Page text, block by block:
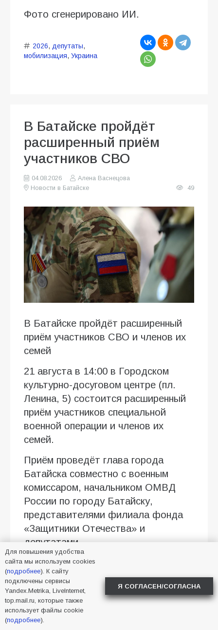
Фото сгенерировано ИИ.
2026, депутаты,
мобилизация, Украина
В Батайске пройдёт
расширенный приём
участников СВО
04.08.2026
Алена Васнецова
Новости в Батайске
49
В Батайске пройдёт расширенный
приём участников СВО и членов их
семей
21 августа в 14:00 в Городском
культурно-досуговом центре (пл.
Ленина, 5) состоится расширенный
приём участников специальной
военной операции и членов их
семей.
Приём проведёт глава города
Батайска совместно с военным
комиссаром, начальником ОМВД
России по городу Батайску,
представителями филиала фонда
«Защитники Отечества» и
депутатами.
Бойцы и их семьи смогут задать
волнующие вопросы и получить
необходимую помощь.
Предварительная запись
обязательна.
Для повышения удобства
сайта мы используем cookies
(подробнее). К сайту
подключены сервисы
Yandex.Metrika, LiveInternet,
top.mail.ru, которые также
использует файлы cookie
(подробнее).
Я СОГЛАСЕН/СОГЛАСНА